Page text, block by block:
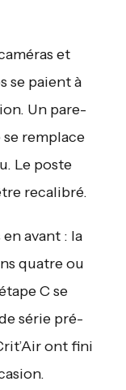
et
se paient à
Un pare-
remplace
Le poste
recalibré.
avant : la
quatre ou
C se
série pré-
ont fini